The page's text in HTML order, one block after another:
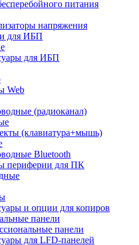
питания
напряжения
для ИБП
для ИБП
Web
(радиоканал)
(клавиатура+мышь)
Bluetooth
периферии для ПК
и опции для копиров
панели
панели
для LFD-панелей